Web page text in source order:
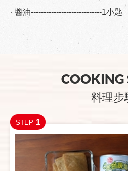
· 醬油----------------------------1小匙
COOKING
料理步
STEP 1